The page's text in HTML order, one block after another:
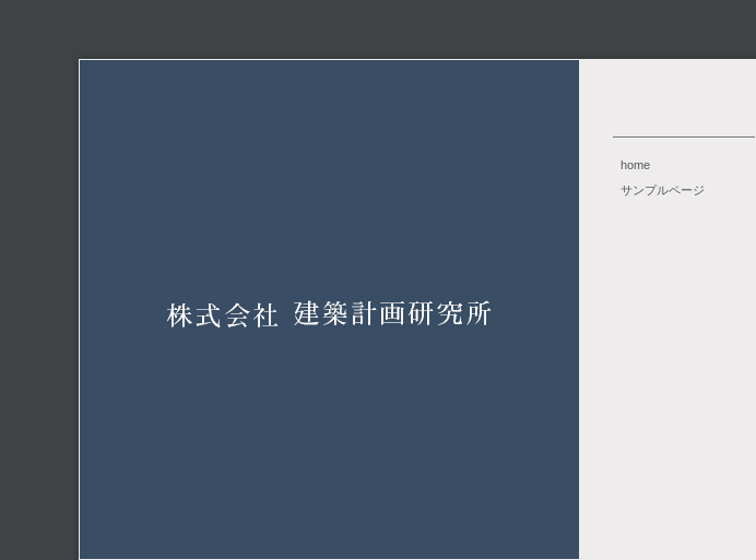
home
サンプルページ